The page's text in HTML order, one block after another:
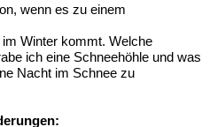
wenn es zu einem
Winter kommt. Welche
ich eine Schneehöhle und was
Nacht im Schnee zu